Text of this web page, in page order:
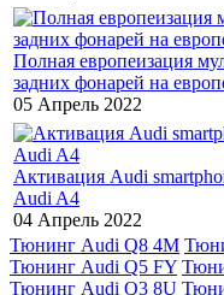
Полная европеизация
задних фонарей на
05 Апрель 2022
Активация Audi
Audi A4
04 Апрель 2022
Тюнинг Audi Q8 4M
Тюнинг Audi Q5 FY
Тюнинг Audi Q3 8U